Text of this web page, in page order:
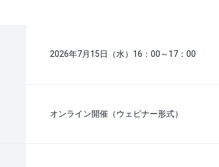
2026年7月15日（水）16：00～17：00
オンライン開催（ウェビナー形式）